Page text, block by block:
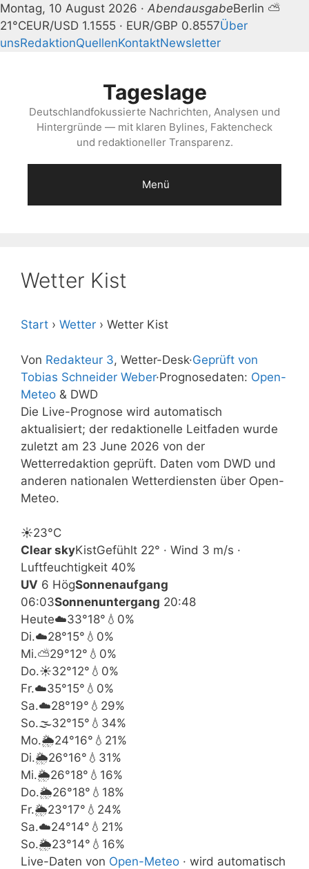
Montag, 10 August 2026 · AbendausgabeBerlin ⛅
21°CEUR/USD 1.1555 · EUR/GBP 0.8557Über
unsRedaktionQuellenKontaktNewsletter
Tageslage
Deutschlandfokussierte Nachrichten, Analysen und
Hintergründe — mit klaren Bylines, Faktencheck
und redaktioneller Transparenz.
Menü
Wetter Kist
Start › Wetter › Wetter Kist
Von Redakteur 3, Wetter-Desk·Geprüft von
Tobias Schneider Weber·Prognosedaten: Open-
Meteo & DWD
Die Live-Prognose wird automatisch
aktualisiert; der redaktionelle Leitfaden wurde
zuletzt am 23 June 2026 von der
Wetterredaktion geprüft. Daten vom DWD und
anderen nationalen Wetterdiensten über Open-
Meteo.
☀️23°C
Clear skyKistGefühlt 22° · Wind 3 m/s ·
Luftfeuchtigkeit 40%
UV 6 HögSonnenaufgang
06:03Sonnenuntergang 20:48
Heute☁️33°18° 💧0%
Di.☁️28°15° 💧0%
Mi.⛅29°12° 💧0%
Do.☀️32°12° 💧0%
Fr.☁️35°15° 💧0%
Sa.☁️28°19° 💧29%
So.🌫️32°15° 💧34%
Mo.🌦️24°16° 💧21%
Di.🌦️26°16° 💧31%
Mi.🌦️26°18° 💧16%
Do.🌦️26°18° 💧18%
Fr.🌦️23°17° 💧24%
Sa.☁️24°14° 💧21%
So.🌦️23°14° 💧16%
Live-Daten von Open-Meteo · wird automatisch